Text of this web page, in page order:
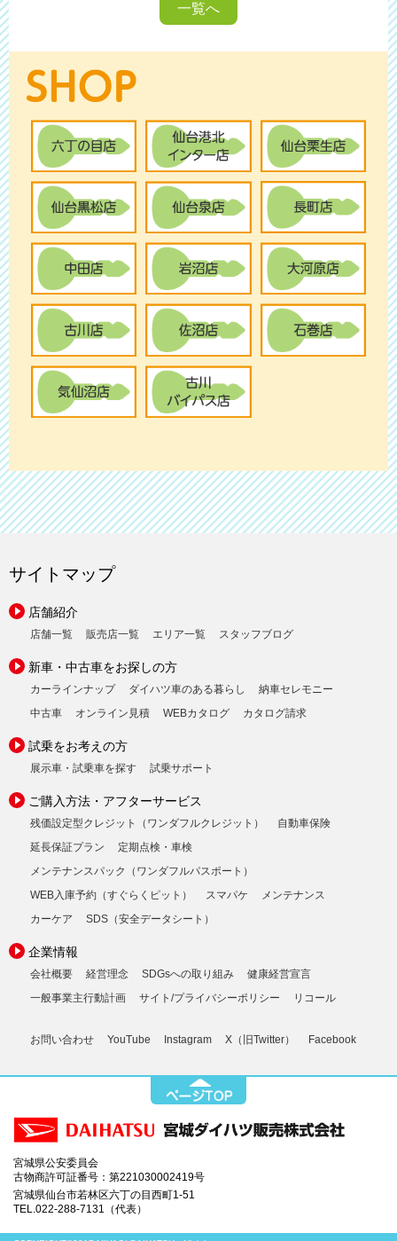
一覧へ
サイトマップ
店舗紹介
店舗一覧 販売店一覧 エリア一覧 スタッフブログ
新車・中古車をお探しの方
カーラインナップ ダイハツ車のある暮らし
納車セレモニー
中古車
オンライン見積 WEBカタログ カタログ請求
試乗をお考えの方
展示車・試乗車を探す 試乗サポート
ご購入方法・アフターサービス
残価設定型クレジット（ワンダフルクレジット）
自動車保険
延長保証プラン
定期点検・車検
メンテナンスパック（ワンダフルパスポート）
WEB入庫予約（すぐらくピット）
スマパケ
メンテナンス
カーケア
SDS（安全データシート）
企業情報
会社概要 経営理念 SDGsへの取り組み
健康経営宣言
一般事業主行動計画
サイト/プライバシーポリシー リコール
お問い合わせ YouTube Instagram X（旧Twitter） Facebook
宮城県公安委員会
古物商許可証番号：第221030002419号
宮城県仙台市若林区六丁の目西町1-51
TEL.022-288-7131（代表）